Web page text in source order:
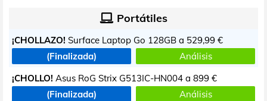
Portátiles
¡CHOLLAZO! Surface Laptop Go 128GB a 529,99 €
(Finalizada)
Análisis
¡CHOLLO! Asus RoG Strix G513IC-HN004 a 899 €
(Finalizada)
Análisis